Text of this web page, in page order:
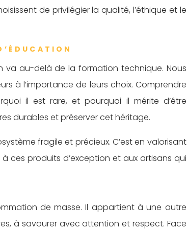
de privilégier la qualité, l’éthique et le
va au-delà de la formation technique. Nous
à l’importance de leurs choix. Comprendre
il est rare, et pourquoi il mérite d’être
durables et préserver cet héritage.
fragile et précieux. C’est en valorisant
ces produits d’exception et aux artisans qui
de masse. Il appartient à une autre
à savourer avec attention et respect. Face